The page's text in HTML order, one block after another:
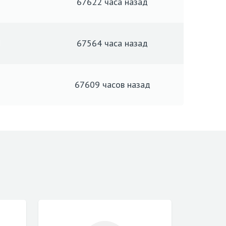
67564 часа назад
67609 часовназад